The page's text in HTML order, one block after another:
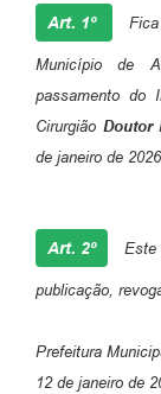
Art. 1º
Município de
passamento do
Cirurgião Doutor
de janeiro de
Art. 2º
publicação,
Prefeitura
12 de janeiro de